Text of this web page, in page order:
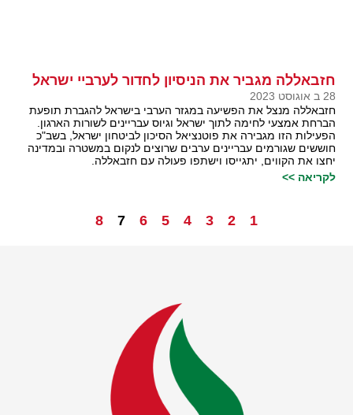
חזבאללה מגביר את הניסיון לחדור לערביי ישראל
28 ב אוגוסט 2023
חזבאללה מנצל את הפשיעה במגזר הערבי בישראל להגברת תופעת
הברחת אמצעי לחימה לתוך ישראל וגיוס עבריינים לשורות הארגון.
הפעילות הזו מגבירה את פוטנציאל הסיכון לביטחון ישראל, בשב"כ
חוששים שגורמים עבריינים ערבים שרוצים לנקום במשטרה ובמדינה
יחצו את הקווים, יתגייסו וישתפו פעולה עם חזבאללה.
לקריאה >>
1
2
3
4
5
6
7
8